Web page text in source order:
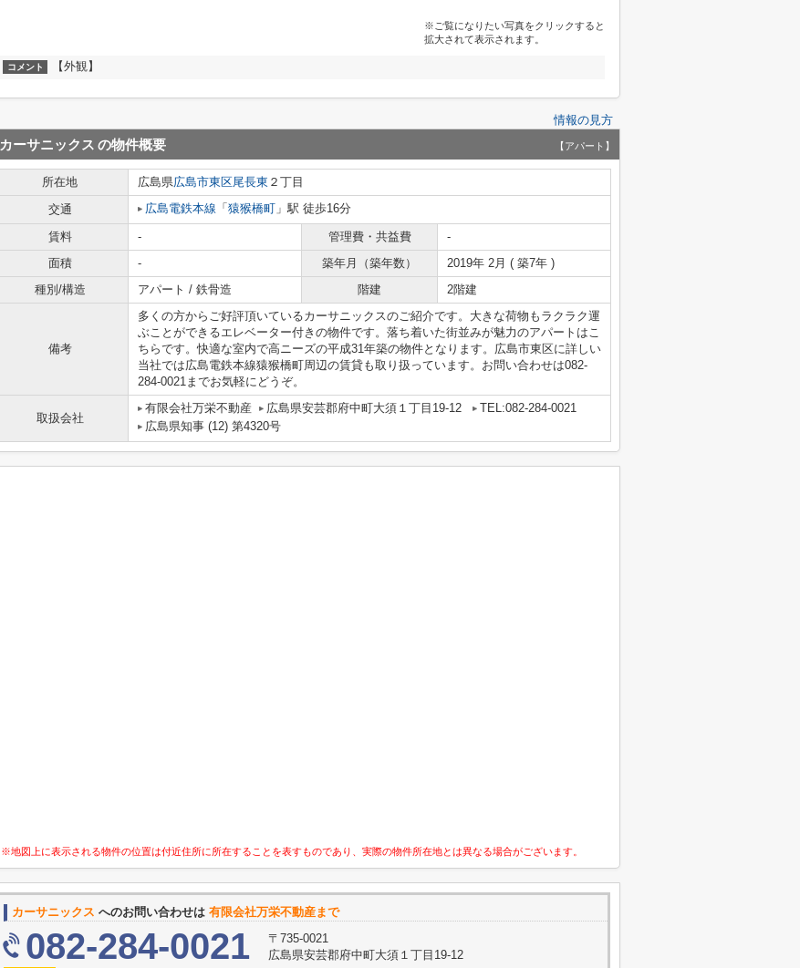
※ご覧になりたい写真をクリックすると
拡大されて表示されます。
コメント 【外観】
情報の見方
カーサニックス の物件概要 【アパート】
所在地 広島県広島市東区尾長東 ２丁目
交通
広島電鉄本線 「 猿猴橋町 」駅 徒歩16分
賃料 - 管理費・共益費
-
面積
- 築年月（築年数）
2019年 2月 ( 築7年 )
種別/構造
アパート / 鉄骨造 階建 2階建
備考
多くの方からご好評頂いているカーサニックスのご紹介です。大きな荷物もラクラク運
ぶことができるエレベーター付きの物件です。落ち着いた街並みが魅力のアパートはこ
ちらです。快適な室内で高ニーズの平成31年築の物件となります。広島市東区に詳しい
当社では広島電鉄本線猿猴橋町周辺の賃貸も取り扱っています。お問い合わせは082-
284-0021までお気軽にどうぞ。
取扱会社
有限会社万栄不動産 広島県安芸郡府中町大須１丁目19-12
TEL:082-284-0021
広島県知事 (12) 第4320号
※地図上に表示される物件の位置は付近住所に所在することを表すものであり、実際の物件所在地とは異なる場合がございます。
カーサニックス へのお問い合わせは 有限会社万栄不動産まで
082-284-0021
〒735-0021
広島県安芸郡府中町大須１丁目19-12